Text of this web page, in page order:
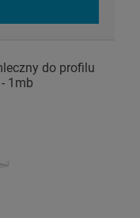
do profilu
1mb